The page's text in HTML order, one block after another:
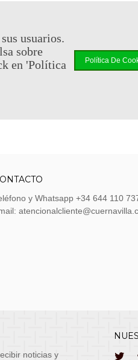
de fidelidad
. Su
convertir en un cupón
y Whatsapp +34 644 110
noticias y
usuarios.
sobre
en 'Política
Política De